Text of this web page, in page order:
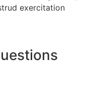
exercitation